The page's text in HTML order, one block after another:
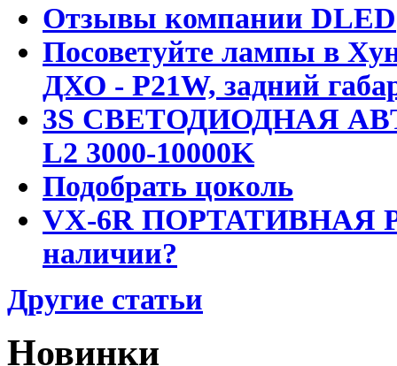
Отзывы компании DLED
Посоветуйте лампы в
ДХО - P21W, задний
3S СВЕТОДИОДНАЯ
L2 3000-10000K
Подобрать цоколь
VX-6R ПОРТАТИВНАЯ
наличии?
Другие статьи
Новинки